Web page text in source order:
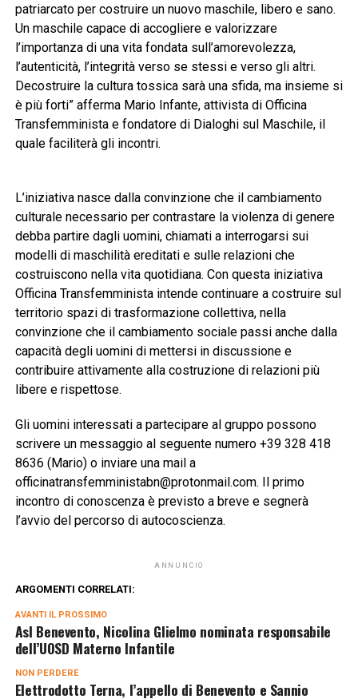
patriarcato per costruire un nuovo maschile, libero e sano.
Un maschile capace di accogliere e valorizzare
l’importanza di una vita fondata sull’amorevolezza,
l’autenticità, l’integrità verso se stessi e verso gli altri.
Decostruire la cultura tossica sarà una sfida, ma insieme si
è più forti” afferma Mario Infante, attivista di Officina
Transfemminista e fondatore di Dialoghi sul Maschile, il
quale faciliterà gli incontri.
L’iniziativa nasce dalla convinzione che il cambiamento
culturale necessario per contrastare la violenza di genere
debba partire dagli uomini, chiamati a interrogarsi sui
modelli di maschilità ereditati e sulle relazioni che
costruiscono nella vita quotidiana. Con questa iniziativa
Officina Transfemminista intende continuare a costruire sul
territorio spazi di trasformazione collettiva, nella
convinzione che il cambiamento sociale passi anche dalla
capacità degli uomini di mettersi in discussione e
contribuire attivamente alla costruzione di relazioni più
libere e rispettose.
Gli uomini interessati a partecipare al gruppo possono
scrivere un messaggio al seguente numero +39 328 418
8636 (Mario) o inviare una mail a
officinatransfemministabn@protonmail.com. Il primo
incontro di conoscenza è previsto a breve e segnerà
l’avvio del percorso di autocoscienza.
ANNUNCIO
ARGOMENTI CORRELATI:
AVANTI IL ​​PROSSIMO
Asl Benevento, Nicolina Glielmo nominata responsabile
dell’UOSD Materno Infantile
NON PERDERE
Elettrodotto Terna, l’appello di Benevento e Sannio